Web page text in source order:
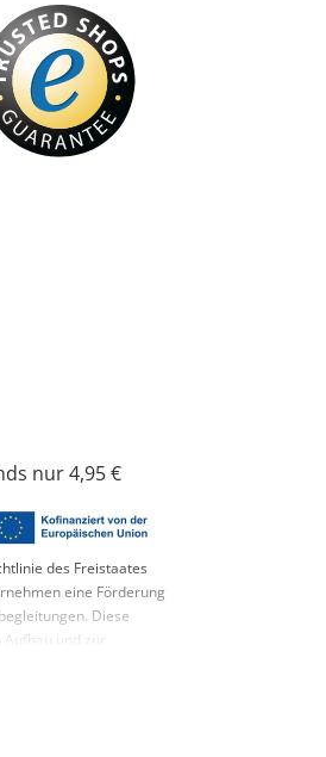
nur 4,95 €
des Freistaates
eine Förderung
Diese
und zur
Ergebnisse und